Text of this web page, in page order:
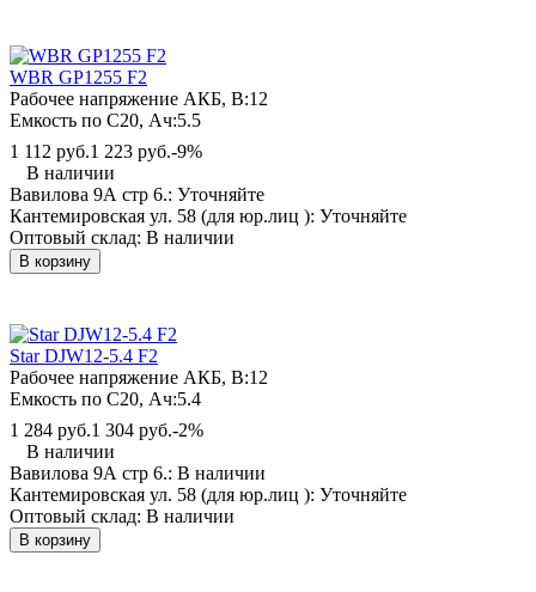
WBR GP1255 F2
Рабочее напряжение АКБ, B:12
Емкость по С20, Ач:5.5
1 112 руб.1 223 руб.-9%
В наличии
Вавилова 9А стр 6.: Уточняйте
Кантемировская ул. 58 (для юр.лиц ): Уточняйте
Оптовый склад: В наличии
В корзину
Star DJW12-5.4 F2
Рабочее напряжение АКБ, B:12
Емкость по С20, Ач:5.4
1 284 руб.1 304 руб.-2%
В наличии
Вавилова 9А стр 6.: В наличии
Кантемировская ул. 58 (для юр.лиц ): Уточняйте
Оптовый склад: В наличии
В корзину